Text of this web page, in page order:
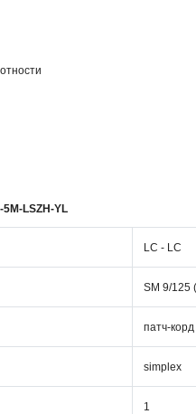
LSZH-YL
LC - LC
SM 9/125
патч-
simplex
1